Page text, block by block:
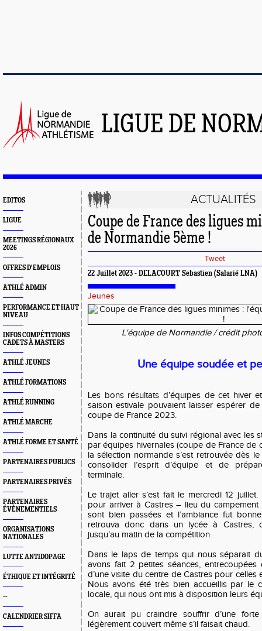
LIGUE DE
EDITOS
LIGUE
MEETINGS RÉGIONAUX
2026
OFFRES D'EMPLOIS
ATHLÉ ADMIN
PERFORMANCE ET HAUT
NIVEAU
INFOS COMPÉTITIONS
CADETS À MASTERS
ATHLÉ JEUNES
ATHLÉ FORMATIONS
ATHLÉ RUNNING
ATHLÉ MARCHE
ATHLÉ FORME ET SANTÉ
PARTENAIRES PUBLICS
PARTENAIRES PRIVÉS
PARTENAIRES
ÉVÈNEMENTIELS
ORGANISATIONS
NATIONALES
LUTTE ANTIDOPAGE
ÉTHIQUE ET INTÉGRITÉ
--
CALENDRIER SIFFA
ACTUALITÉS
Coupe de France des ligues
de Normandie 5ème !
Tweet
22 Juillet 2023 - DELACOURT Sebastien (Salarié LNA)
Jeunes
L'équipe de Normandie / crédit
Une équipe soudée et
Les bons résultats d’équipes de cet hiver
saison estivale pouvaient laisser espérer
coupe de France 2023.
Dans la continuité du suivi régional avec les
par équipes hivernales (coupe de France de
la sélection normande s’est retrouvée dès
consolider l’esprit d’équipe et de
terminale.
Le trajet aller s’est fait le mercredi 12
pour arriver à Castres – lieu du
sont bien passées et l’ambiance fut
retrouva donc dans un lycée à Castres,
jusqu’au matin de la compétition.
Dans le laps de temps qui nous séparait
avons fait 2 petites séances, entrecoupées
d’une visite du centre de Castres pour celles
Nous avons été très bien accueillis par le
locale, qui nous ont mis à disposition leurs
On aurait pu craindre souffrir d’une
légèrement couvert même s’il faisait chaud.